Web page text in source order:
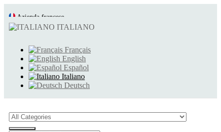
Consegna rapida e accurata
ITALIANO
Français
English
Español
Italiano
Deutsch